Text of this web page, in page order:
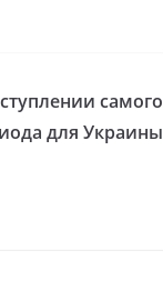
самого
для Украины